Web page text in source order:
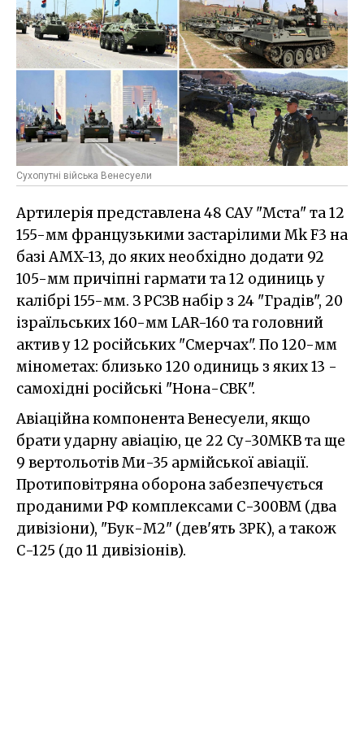
Сухопутні війська Венесуели
Артилерія представлена 48 САУ "Мста" та 12
155-мм французькими застарілими Mk F3 на
базі AMX-13, до яких необхідно додати 92
105-мм причіпні гармати та 12 одиниць у
калібрі 155-мм. З РСЗВ набір з 24 "Градів", 20
ізраїльських 160-мм LAR-160 та головний
актив у 12 російських "Смерчах". По 120-мм
мінометах: близько 120 одиниць з яких 13 -
самохідні російські "Нона-СВК".
Авіаційна компонента Венесуели, якщо
брати ударну авіацію, це 22 Су-30МКВ та ще
9 вертольотів Ми-35 армійської авіації.
Протиповітряна оборона забезпечується
проданими РФ комплексами С-300ВМ (два
дивізіони), "Бук-М2" (дев'ять ЗРК), а також
С-125 (до 11 дивізіонів).